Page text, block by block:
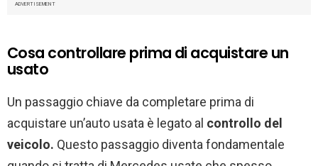
ADVERTISEMENT
Cosa controllare prima di acquistare un
usato
Un passaggio chiave da completare prima di
acquistare un’auto usata è legato al controllo del
veicolo. Questo passaggio diventa fondamentale